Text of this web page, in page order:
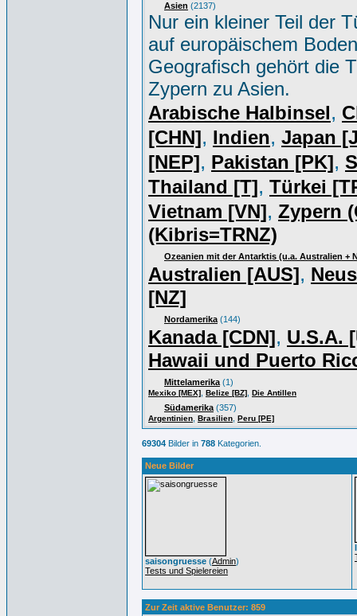
Asien (2137)
Nur ein kleiner Teil der
auf europäischem
Geografisch gehört die
Zypern zu Asien.
Arabische Halbinsel,
[CHN], Indien, Japan
[NEP], Pakistan [PK],
Thailand [T], Türkei
Vietnam [VN], Zypern
(Kibris=TRNZ)
Ozeanien mit der Antarktis (u.a. Australien +
Australien [AUS],
[NZ]
Nordamerika (144)
Kanada [CDN], U.S.A.
Hawaii und Puerto
Mittelamerika (1)
Mexiko [MEX] Belize [BZ] Die Antillen
Südamerika (357)
Argentinien Brasilien Peru [PE]
69304 Bilder in 788 Kategorien.
Neue Bilder
saisongruesse (Admin)
Tests und Spielereien
Zur Zeit aktive Benutzer: 859